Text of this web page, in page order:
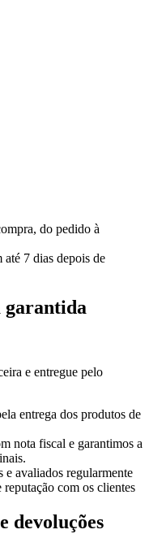
do pedido à
até 7 dias depois de
garantida
e entregue pelo
entrega dos produtos de
nota fiscal e garantimos a
e avaliados regularmente
com os clientes
devoluções